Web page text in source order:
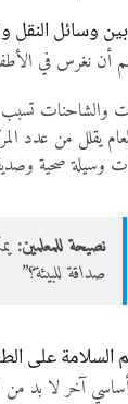
وسائل النقل
أن نغرس في
والشاحنات تسبب
يقلل من عدد
وسيلة صحية
نصيحة للمعلمين:
صداقة للبيئة؟”
السلامة على
آخر لا بد من